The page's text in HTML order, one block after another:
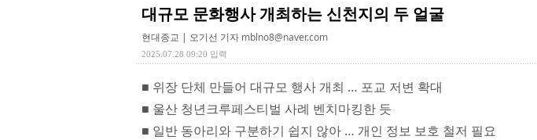
대규모 문화행사 개최하는 신천지의 두 얼굴
현대종교 | 오기선 기자 mblno8@naver.com
2025.07.28 09:20 입력
■ 위장 단체 만들어 대규모 행사 개최 … 포교 저변 확대
■ 울산 청년크루페스티벌 사례 벤치마킹한 듯
■ 일반 동아리와 구분하기 쉽지 않아 … 개인 정보 보호 철저 필요